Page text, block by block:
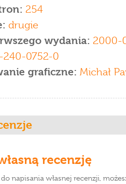
254
drugie
wydania: 2000-
240-0752-0
graficzne: Michał
recenzję
napisania własnej recenzji,